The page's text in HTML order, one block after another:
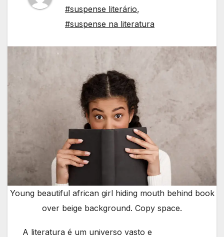
#suspense literário,
#suspense na literatura
Young beautiful african girl hiding mouth behind book
over beige background. Copy space.
A literatura é um universo vasto e